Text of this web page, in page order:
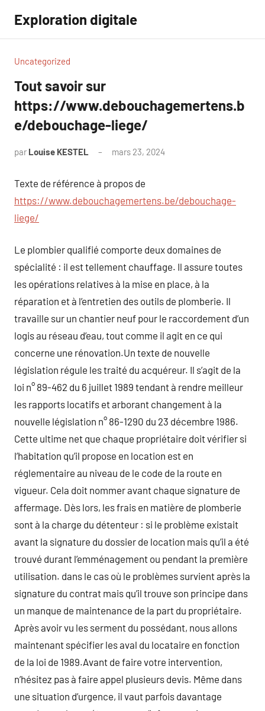
contenu
Exploration digitale
Uncategorized
Tout savoir sur
https://www.debouchagemertens.b
e/debouchage-liege/
par Louise KESTEL mars 23, 2024
Texte de référence à propos de
https://www.debouchagemertens.be/debouchage-
liege/
Le plombier qualifié comporte deux domaines de
spécialité : il est tellement chauffage. Il assure toutes
les opérations relatives à la mise en place, à la
réparation et à l’entretien des outils de plomberie. Il
travaille sur un chantier neuf pour le raccordement d’un
logis au réseau d’eau, tout comme il agit en ce qui
concerne une rénovation.Un texte de nouvelle
législation régule les traité du acquéreur. Il s’agit de la
loi n° 89-462 du 6 juillet 1989 tendant à rendre meilleur
les rapports locatifs et arborant changement à la
nouvelle législation n° 86-1290 du 23 décembre 1986.
Cette ultime net que chaque propriétaire doit vérifier si
l’habitation qu’il propose en location est en
réglementaire au niveau de le code de la route en
vigueur. Cela doit nommer avant chaque signature de
affermage. Dès lors, les frais en matière de plomberie
sont à la charge du détenteur : si le problème existait
avant la signature du dossier de location mais qu’il a été
trouvé durant l’emménagement ou pendant la première
utilisation. dans le cas où le problèmes survient après la
signature du contrat mais qu’il trouve son principe dans
un manque de maintenance de la part du propriétaire.
Après avoir vu les serment du possédant, nous allons
maintenant spécifier les aval du locataire en fonction
de la loi de 1989.Avant de faire votre intervention,
n’hésitez pas à faire appel plusieurs devis. Même dans
une situation d’urgence, il vaut parfois davantage